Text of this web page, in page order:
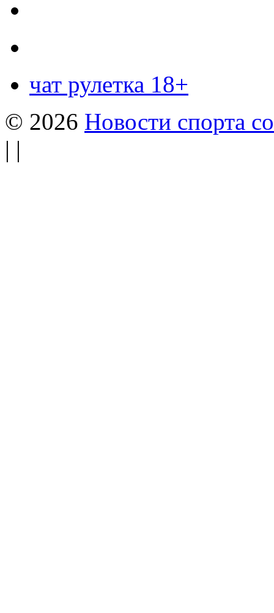
чат рулетка 18+
© 2026 Новости спорта
| |